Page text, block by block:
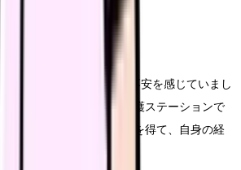
なかったため、最初は不安を感じていまし
トから紹介された訪問看護ステーションで
いる看護師との面談機会を得て、自身の経
出すことができました。